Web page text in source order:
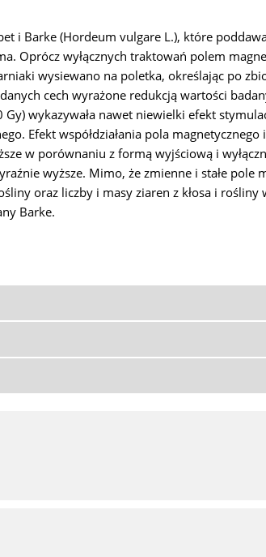
i Barke (Hordeum vulgare L.), które
Oprócz wyłącznych traktowań polem
wysiewano na poletka, określając po
cech wyrażone redukcją wartości
wykazywała nawet niewielki efekt
Efekt współdziałania pola
w porównaniu z formą wyjściową i
wyższe. Mimo, że zmienne i stałe pole
oraz liczby i masy ziaren z kłosa i rośliny
Barke.